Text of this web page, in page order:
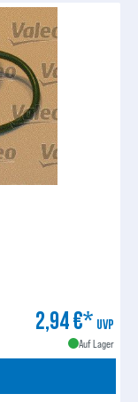
2,94 €* UVP
Auf Lager